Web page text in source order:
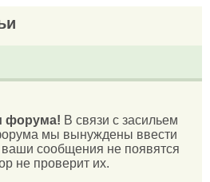
форума! В связи с засильем
мы вынуждены ввести
сообщения не появятся
не проверит их.